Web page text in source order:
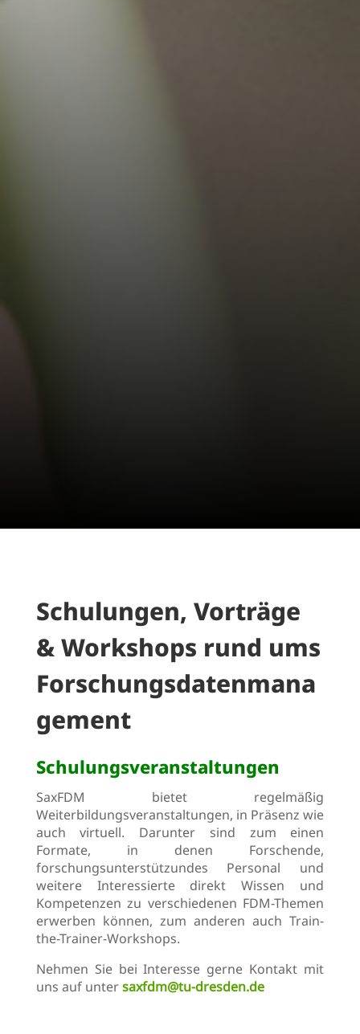
Schulungen, Vorträge
& Workshops rund ums
Forschungsdatenmana
gement
Schulungsveranstaltungen
SaxFDM bietet regelmäßig
Weiterbildungsveranstaltungen, in Präsenz wie
auch virtuell. Darunter sind zum einen
Formate, in denen Forschende,
forschungsunterstützundes Personal und
weitere Interessierte direkt Wissen und
Kompetenzen zu verschiedenen FDM-Themen
erwerben können, zum anderen auch Train-
the-Trainer-Workshops.
Nehmen Sie bei Interesse gerne Kontakt mit
uns auf untersaxfdm@tu-dresden.de